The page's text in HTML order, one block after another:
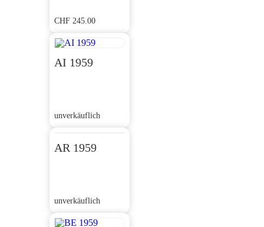
CHF 245.00
AI 1959
unverkäuflich
AR 1959
unverkäuflich